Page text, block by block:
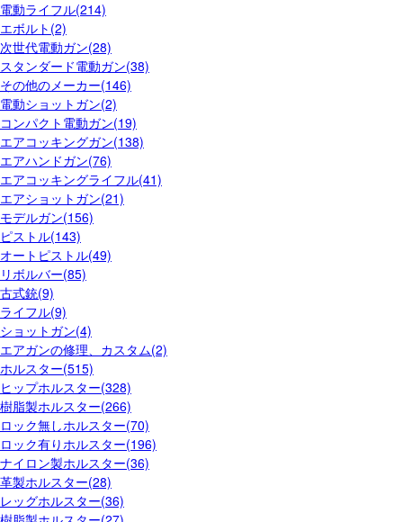
電動ライフル(214)
エボルト(2)
次世代電動ガン(28)
スタンダード電動ガン(38)
その他のメーカー(146)
電動ショットガン(2)
コンパクト電動ガン(19)
エアコッキングガン(138)
エアハンドガン(76)
エアコッキングライフル(41)
エアショットガン(21)
モデルガン(156)
ピストル(143)
オートピストル(49)
リボルバー(85)
古式銃(9)
ライフル(9)
ショットガン(4)
エアガンの修理、カスタム(2)
ホルスター(515)
ヒップホルスター(328)
樹脂製ホルスター(266)
ロック無しホルスター(70)
ロック有りホルスター(196)
ナイロン製ホルスター(36)
革製ホルスター(28)
レッグホルスター(36)